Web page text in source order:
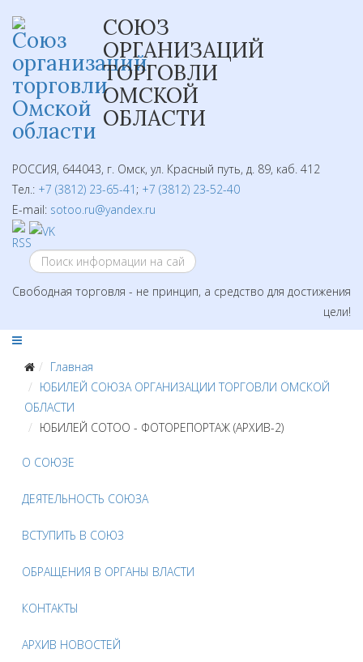
СОЮЗ
ОРГАНИЗАЦИЙ
ТОРГОВЛИ
ОМСКОЙ
ОБЛАСТИ
РОССИЯ, 644043, г. Омск, ул. Красный путь, д. 89, каб. 412
Тел.: +7 (3812) 23-65-41 ; +7 (3812) 23-52-40
E-mail: sotoo.ru@yandex.ru
Свободная торговля - не принцип, а средство для достижения
цели!
Главная
ЮБИЛЕЙ СОЮЗА ОРГАНИЗАЦИИ ТОРГОВЛИ ОМСКОЙ
ОБЛАСТИ
ЮБИЛЕЙ СОТОО - ФОТОРЕПОРТАЖ (АРХИВ-2)
О СОЮЗЕ
ДЕЯТЕЛЬНОСТЬ СОЮЗА
ВСТУПИТЬ В СОЮЗ
ОБРАЩЕНИЯ В ОРГАНЫ ВЛАСТИ
КОНТАКТЫ
АРХИВ НОВОСТЕЙ